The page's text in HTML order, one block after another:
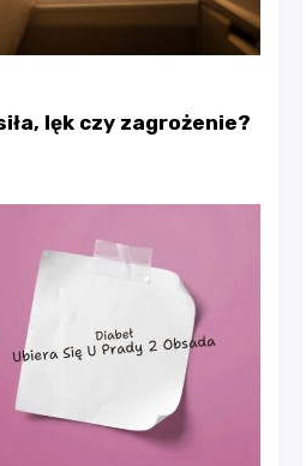
lęk czy zagrożenie?